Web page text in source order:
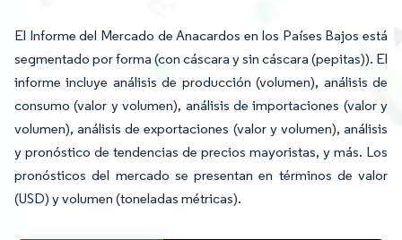
El Informe del Mercado de Anacardos en los Países Bajos está
segmentado por forma (con cáscara y sin cáscara (pepitas)). El
informe incluye análisis de producción (volumen), análisis de
consumo (valor y volumen), análisis de importaciones (valor y
volumen), análisis de exportaciones (valor y volumen), análisis
y pronóstico de tendencias de precios mayoristas, y más. Los
pronósticos del mercado se presentan en términos de valor
(USD) y volumen (toneladas métricas).